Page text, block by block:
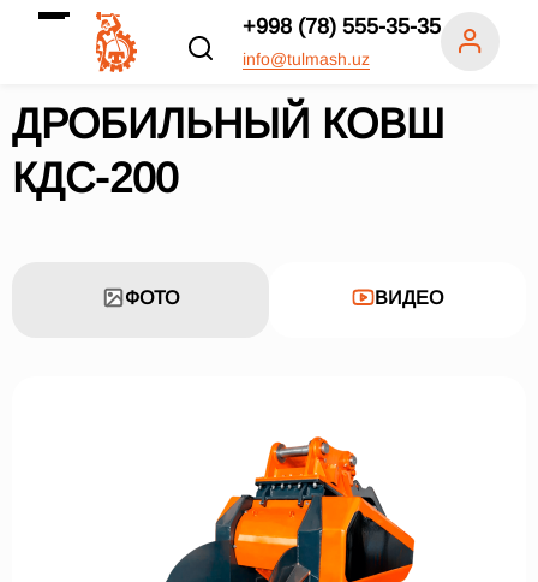
+998 (78) 555-35-35
info@tulmash.uz
ДРОБИЛЬНЫЙ КОВШ
КДС-200
ФОТО ВИДЕО